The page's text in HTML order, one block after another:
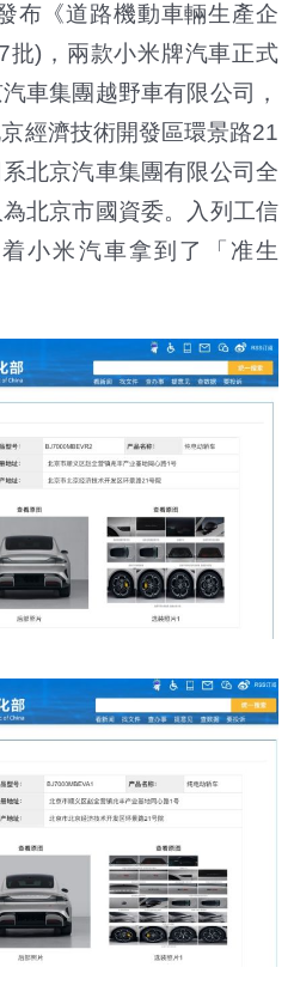
布《道路機動車輛生產企
批)，兩款小米牌汽車正式
車集團越野車有限公司，
經濟技術開發區環景路21
北京汽車集團有限公司全
北京市國資委。入列工信
小米汽車拿到了「准生